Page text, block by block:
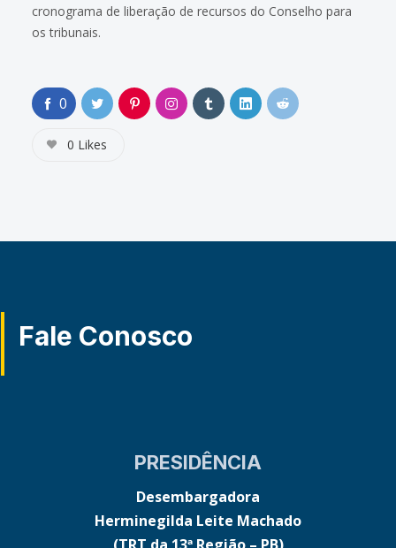
cronograma de liberação de recursos do Conselho para
os tribunais.
0
0 Likes
Fale Conosco
PRESIDÊNCIA
Desembargadora
Herminegilda Leite Machado